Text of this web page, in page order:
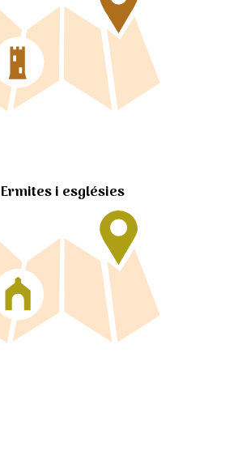
Ermites i esglésies